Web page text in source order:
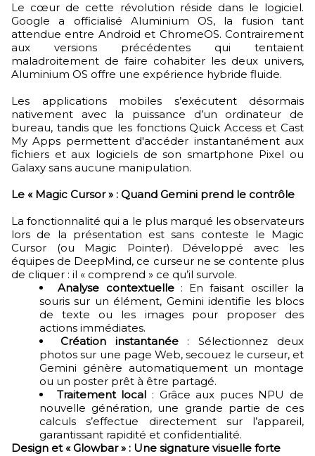
Le cœur de cette révolution réside dans le logiciel.
Google a officialisé Aluminium OS, la fusion tant
attendue entre Android et ChromeOS. Contrairement
aux versions précédentes qui tentaient
maladroitement de faire cohabiter les deux univers,
Aluminium OS offre une expérience hybride fluide.
Les applications mobiles s’exécutent désormais
nativement avec la puissance d’un ordinateur de
bureau, tandis que les fonctions Quick Access et Cast
My Apps permettent d'accéder instantanément aux
fichiers et aux logiciels de son smartphone Pixel ou
Galaxy sans aucune manipulation.
Le « Magic Cursor » : Quand Gemini prend le contrôle
La fonctionnalité qui a le plus marqué les observateurs
lors de la présentation est sans conteste le Magic
Cursor (ou Magic Pointer). Développé avec les
équipes de DeepMind, ce curseur ne se contente plus
de cliquer : il « comprend » ce qu’il survole.
Analyse contextuelle: En faisant osciller la
souris sur un élément, Gemini identifie les blocs
de texte ou les images pour proposer des
actions immédiates.
Création instantanée: Sélectionnez deux
photos sur une page Web, secouez le curseur, et
Gemini génère automatiquement un montage
ou un poster prêt à être partagé.
Traitement local : Grâce aux puces NPU de
nouvelle génération, une grande partie de ces
calculs s’effectue directement sur l’appareil,
garantissant rapidité et confidentialité.
Design et « Glowbar » : Une signature visuelle forte